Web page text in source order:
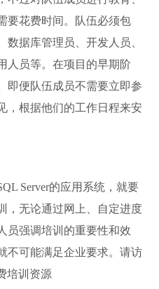
要花费时间。队伍必须包
据库管理员、开发人员、
人员等。在项目的早期阶
即便队伍成员不需要立即参
，根据他们的工作日程来安
Server的应用系统，就要
，无论通过网上、自定进度
员强调培训的重要性和效
不可能满足企业要求。请访
培训资源